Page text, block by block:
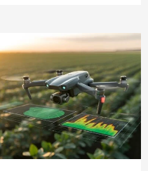
wyprze pracę
internetowych – jak
rozwiązania cyfrowe